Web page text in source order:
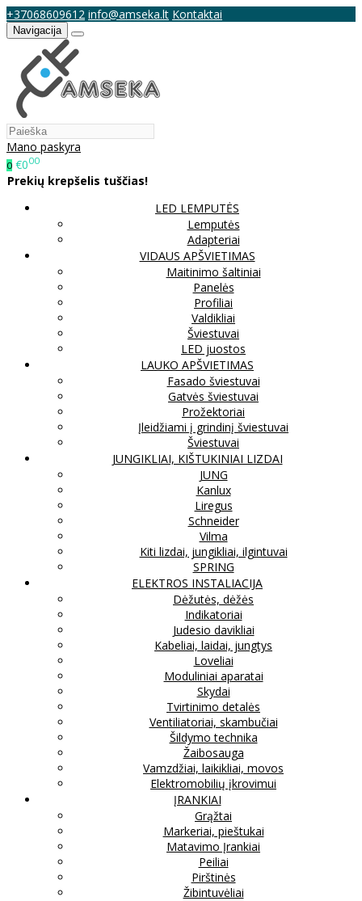
+37068609612 info@amseka.lt Kontaktai
Navigacija
Mano paskyra
0 €000
Prekių krepšelis tuščias!
LED LEMPUTĖS
Lemputės
Adapteriai
VIDAUS APŠVIETIMAS
Maitinimo šaltiniai
Panelės
Profiliai
Valdikliai
Šviestuvai
LED juostos
LAUKO APŠVIETIMAS
Fasado šviestuvai
Gatvės šviestuvai
Prožektoriai
Įleidžiami į grindinį šviestuvai
Šviestuvai
JUNGIKLIAI, KIŠTUKINIAI LIZDAI
JUNG
Kanlux
Liregus
Schneider
Vilma
Kiti lizdai, jungikliai, ilgintuvai
SPRING
ELEKTROS INSTALIACIJA
Dėžutės, dėžės
Indikatoriai
Judesio davikliai
Kabeliai, laidai, jungtys
Loveliai
Moduliniai aparatai
Skydai
Tvirtinimo detalės
Ventiliatoriai, skambučiai
Šildymo technika
Žaibosauga
Vamzdžiai, laikikliai, movos
Elektromobilių įkrovimui
ĮRANKIAI
Grąžtai
Markeriai, pieštukai
Matavimo Įrankiai
Peiliai
Pirštinės
Žibintuvėliai